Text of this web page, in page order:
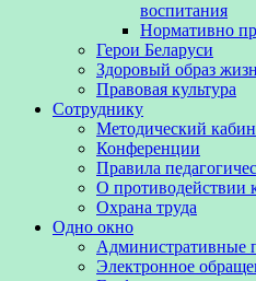
воспитания
Нормативно
Герои Беларуси
Здоровый образ
Правовая культура
Сотруднику
Методический
Конференции
Правила
О противодействии
Охрана труда
Одно окно
Административные
Электронное